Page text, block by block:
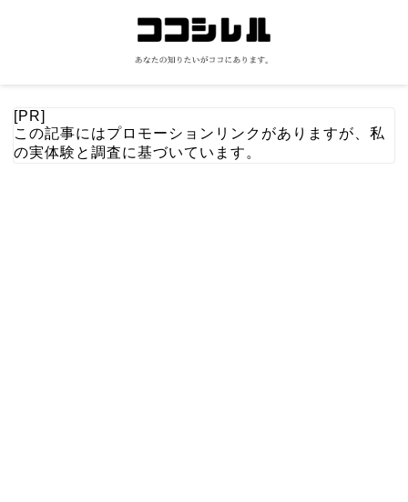
[PR]
この記事にはプロモーションリンクがありますが、私
の実体験と調査に基づいています。